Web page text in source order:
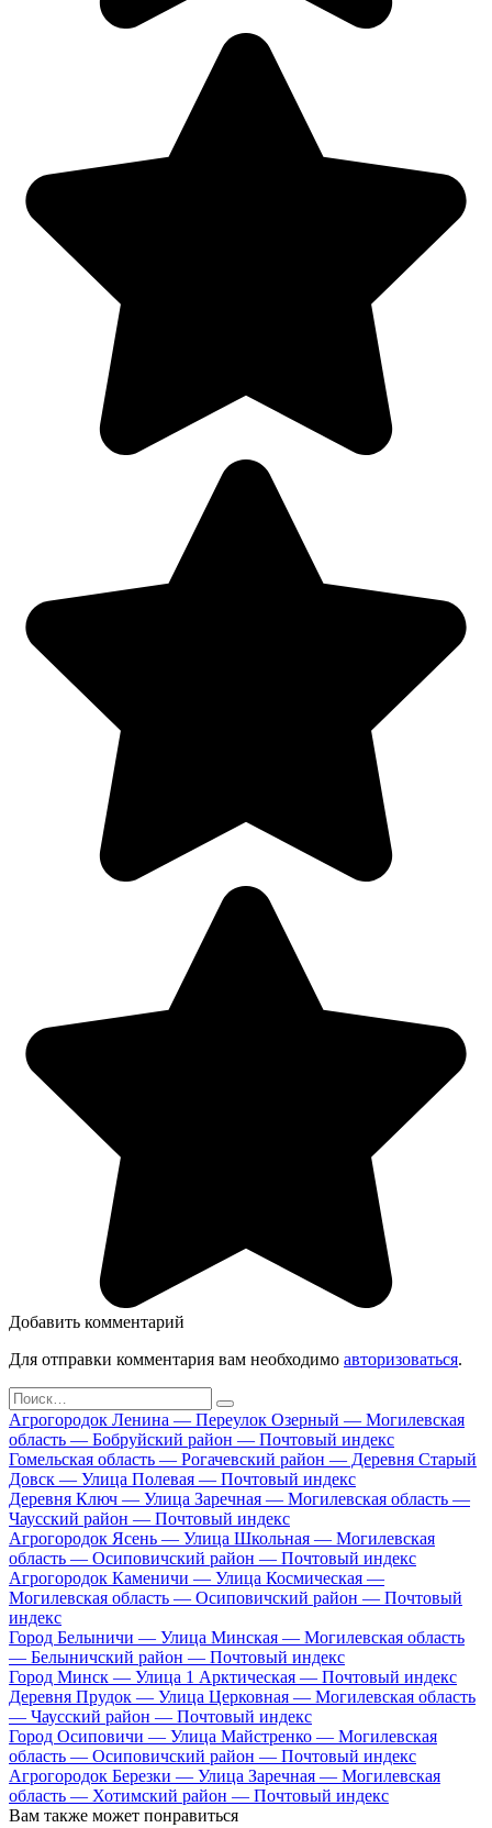
Добавить комментарий
Для отправки комментария вам необходимо авторизоваться.
Search
for:
Агрогородок Ленина — Переулок Озерный — Могилевская
область — Бобруйский район — Почтовый индекс
Гомельская область — Рогачевский район — Деревня Старый
Довск — Улица Полевая — Почтовый индекс
Деревня Ключ — Улица Заречная — Могилевская область —
Чаусский район — Почтовый индекс
Агрогородок Ясень — Улица Школьная — Могилевская
область — Осиповичский район — Почтовый индекс
Агрогородок Каменичи — Улица Космическая —
Могилевская область — Осиповичский район — Почтовый
индекс
Город Белыничи — Улица Минская — Могилевская область
— Белыничский район — Почтовый индекс
Город Минск — Улица 1 Арктическая — Почтовый индекс
Деревня Прудок — Улица Церковная — Могилевская область
— Чаусский район — Почтовый индекс
Город Осиповичи — Улица Майстренко — Могилевская
область — Осиповичский район — Почтовый индекс
Агрогородок Березки — Улица Заречная — Могилевская
область — Хотимский район — Почтовый индекс
Вам также может понравиться